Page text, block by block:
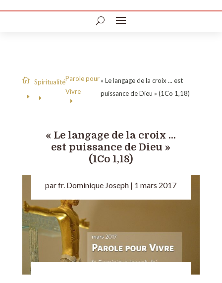
 SpiritualitéParole pour
Vivre
« Le langage de la croix ... est
puissance de Dieu » (1Co 1,18)
« Le langage de la croix …
est puissance de Dieu »
(1Co 1,18)
parfr. Dominique Joseph | 1 mars 2017